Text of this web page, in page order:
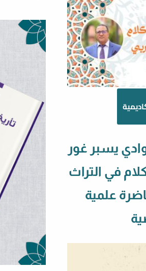
يسبر غور
في التراث
علمية